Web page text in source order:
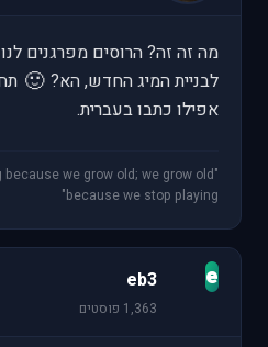
מה זה זה? הרוסים מפרגנים
לבניית המיג החדש, הא? 🙂
אפילו כתבו בעברית.
because we grow old; we grow old
because we stop playing"
e
eb3
1,363 פוסטים